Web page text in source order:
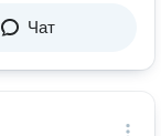
Чат